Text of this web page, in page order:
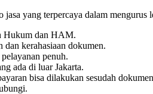
yang terpercaya dalam
Hukum dan HAM.
dan kerahasiaan dokumen.
penuh.
ada di luar Jakarta.
bisa dilakukan sesudah